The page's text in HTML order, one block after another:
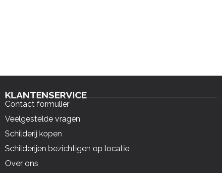
KLANTENSERVICE
Contact formulier
Veelgestelde vragen
Schilderij kopen
Schilderijen bezichtigen op locatie
Over ons